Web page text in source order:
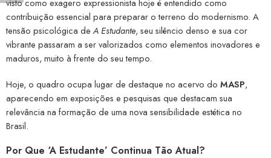
contribuição essencial para preparar o terreno do modernismo. A
tensão psicológica de A Estudante, seu silêncio denso e sua cor
vibrante passaram a ser valorizados como elementos inovadores e
maduros, muito à frente do seu tempo.
Hoje, o quadro ocupa lugar de destaque no acervo do MASP,
aparecendo em exposições e pesquisas que destacam sua
relevância na formação de uma nova sensibilidade estética no
Brasil.
Por Que ‘A Estudante’ Continua Tão Atual?